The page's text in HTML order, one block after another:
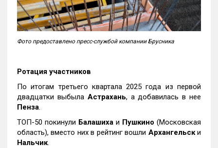
Фото предоставлено пресс-службой компании Брусника
Ротация участников
По итогам третьего квартала 2025 года из первой
двадцатки выбыла Астрахань, а добавилась в нее
Пенза.
ТОП-50 покинули Балашиха и Пушкино (Московская
область), вместо них в рейтинг вошли Архангельски
Нальчик.